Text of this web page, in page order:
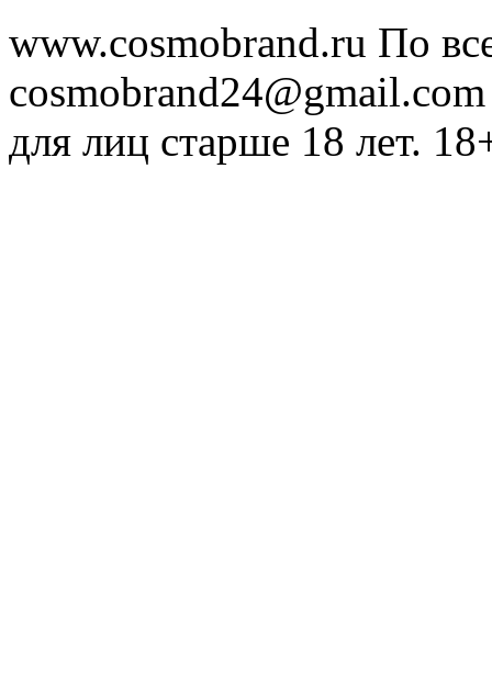
www.cosmobrand.ru По
для лиц старше 18 лет.